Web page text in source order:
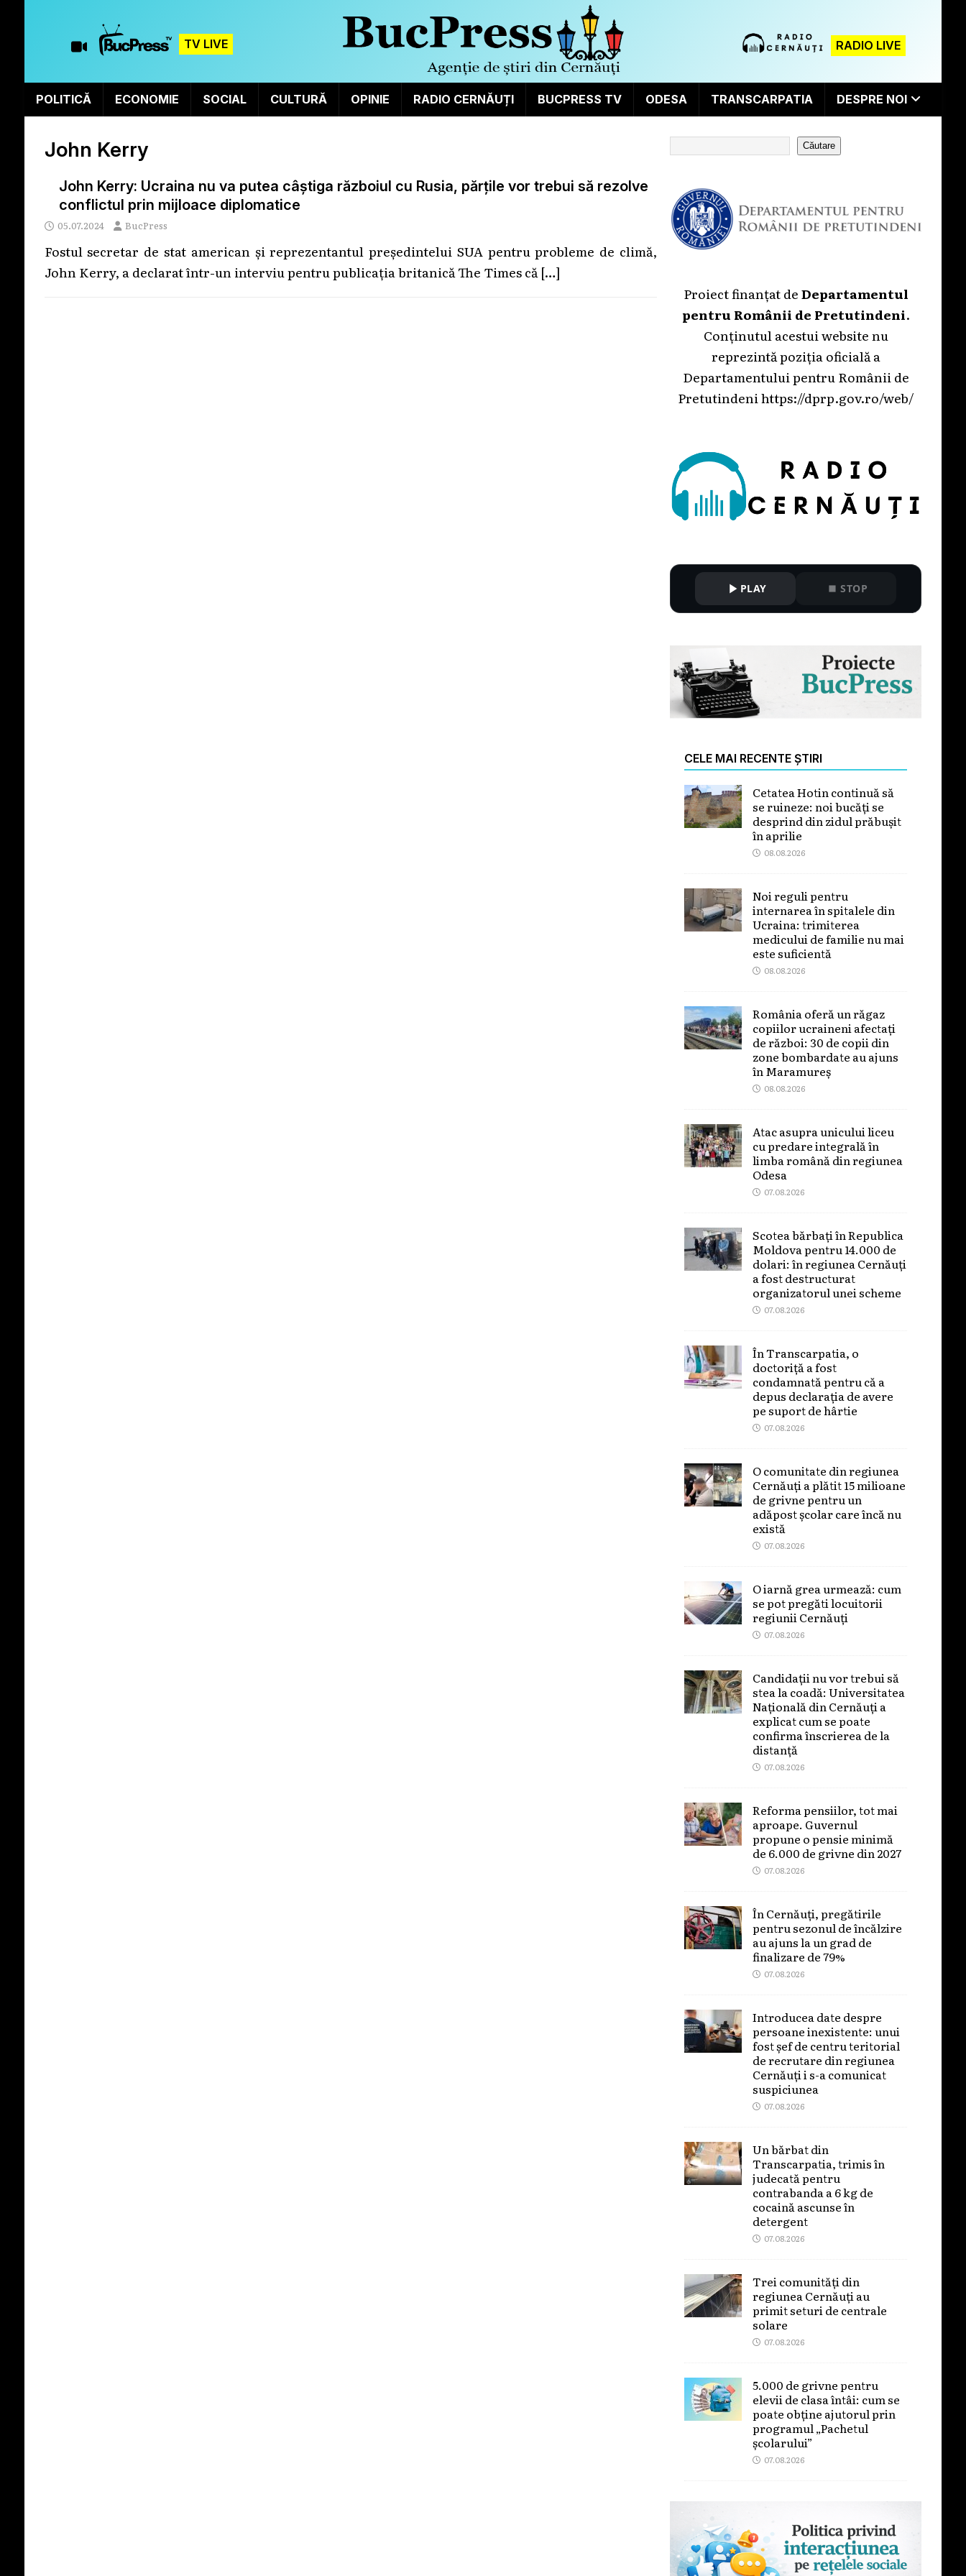
TV LIVE RADIO LIVE
POLITICĂ ECONOMIE SOCIAL CULTURĂ OPINIE RADIO CERNĂUȚI BUCPRESS TV ODESA TRANSCARPATIA DESPRE NOI
John Kerry
John Kerry: Ucraina nu va putea câștiga războiul cu Rusia, părțile vor trebui să rezolve
conflictul prin mijloace diplomatice
05.07.2024 BucPress
Fostul secretar de stat american și reprezentantul președintelui SUA pentru probleme de climă,
John Kerry, a declarat într-un interviu pentru publicația britanică The Times că […]
Căutare
Proiect finanțat deDepartamentul
pentru Românii de Pretutindeni.
Conținutul acestui website nu
reprezintă poziția oficială a
Departamentului pentru Românii de
Pretutindenihttps://dprp.gov.ro/web/
PLAY STOP
CELE MAI RECENTE ȘTIRI
Cetatea Hotin continuă să
se ruineze: noi bucăți se
desprind din zidul prăbușit
în aprilie
08.08.2026
Noi reguli pentru
internarea în spitalele din
Ucraina: trimiterea
medicului de familie nu mai
este suficientă
08.08.2026
România oferă un răgaz
copiilor ucraineni afectați
de război: 30 de copii din
zone bombardate au ajuns
în Maramureș
08.08.2026
Atac asupra unicului liceu
cu predare integrală în
limba română din regiunea
Odesa
07.08.2026
Scotea bărbați în Republica
Moldova pentru 14.000 de
dolari: în regiunea Cernăuți
a fost destructurat
organizatorul unei scheme
07.08.2026
În Transcarpatia, o
doctoriță a fost
condamnată pentru că a
depus declarația de avere
pe suport de hârtie
07.08.2026
O comunitate din regiunea
Cernăuți a plătit 15 milioane
de grivne pentru un
adăpost școlar care încă nu
există
07.08.2026
O iarnă grea urmează: cum
se pot pregăti locuitorii
regiunii Cernăuți
07.08.2026
Candidații nu vor trebui să
stea la coadă: Universitatea
Națională din Cernăuți a
explicat cum se poate
confirma înscrierea de la
distanță
07.08.2026
Reforma pensiilor, tot mai
aproape. Guvernul
propune o pensie minimă
de 6.000 de grivne din 2027
07.08.2026
În Cernăuți, pregătirile
pentru sezonul de încălzire
au ajuns la un grad de
finalizare de 79%
07.08.2026
Introducea date despre
persoane inexistente: unui
fost șef de centru teritorial
de recrutare din regiunea
Cernăuți i s-a comunicat
suspiciunea
07.08.2026
Un bărbat din
Transcarpatia, trimis în
judecată pentru
contrabanda a 6 kg de
cocaină ascunse în
detergent
07.08.2026
Trei comunități din
regiunea Cernăuți au
primit seturi de centrale
solare
07.08.2026
5.000 de grivne pentru
elevii de clasa întâi: cum se
poate obține ajutorul prin
programul „Pachetul
școlarului”
07.08.2026